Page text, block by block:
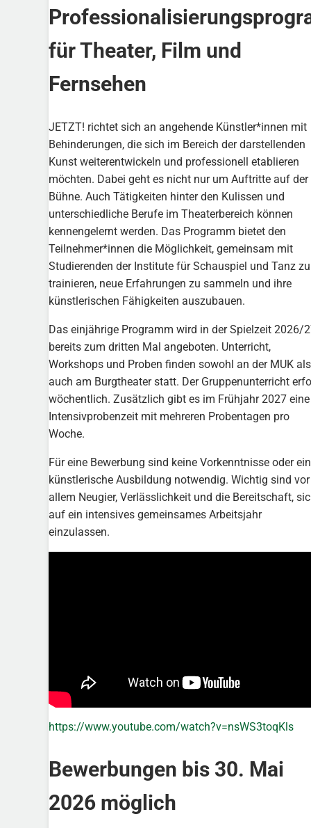
für Theater, Film und
Fernsehen
JETZT! richtet sich an angehende Künstler*innen mit
Behinderungen, die sich im Bereich der darstellenden
Kunst weiterentwickeln und professionell etablieren
möchten. Dabei geht es nicht nur um Auftritte auf der
Bühne. Auch Tätigkeiten hinter den Kulissen und
unterschiedliche Berufe im Theaterbereich können
kennengelernt werden. Das Programm bietet den
Teilnehmer*innen die Möglichkeit, gemeinsam mit
Studierenden der Institute für Schauspiel und Tanz zu
trainieren, neue Erfahrungen zu sammeln und ihre
künstlerischen Fähigkeiten auszubauen.
Das einjährige Programm wird in der Spielzeit 2026/
bereits zum dritten Mal angeboten. Unterricht,
Workshops und Proben finden sowohl an der MUK als
auch am Burgtheater statt. Der Gruppenunterricht
wöchentlich. Zusätzlich gibt es im Frühjahr 2027 eine
Intensivprobenzeit mit mehreren Probentagen pro
Woche.
Für eine Bewerbung sind keine Vorkenntnisse oder
künstlerische Ausbildung notwendig. Wichtig sind vor
allem Neugier, Verlässlichkeit und die Bereitschaft,
auf ein intensives gemeinsames Arbeitsjahr
einzulassen.
https://www.youtube.com/watch?v=nsWS3toqKls
Bewerbungen bis 30. Mai
2026 möglich